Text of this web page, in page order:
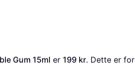
Gum 15ml er 199 kr. Dette er for